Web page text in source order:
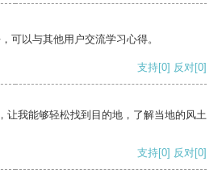
可以与其他用户交流学习心得。
支持[0] 反对[0]
让我能够轻松找到目的地，了解当地的风土
支持[0] 反对[0]